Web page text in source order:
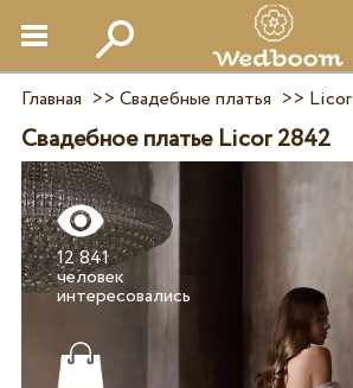
Главная >> Свадебные платья >> Licor
Свадебное платье Licor 2842
12 841
человек